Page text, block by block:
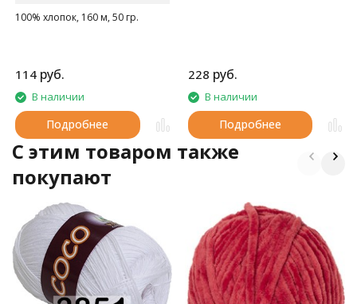
100% хлопок, 160 м, 50 гр.
114 руб.
В наличии
Подробнее
228 руб.
В наличии
Подробнее
C этим товаром также
покупают